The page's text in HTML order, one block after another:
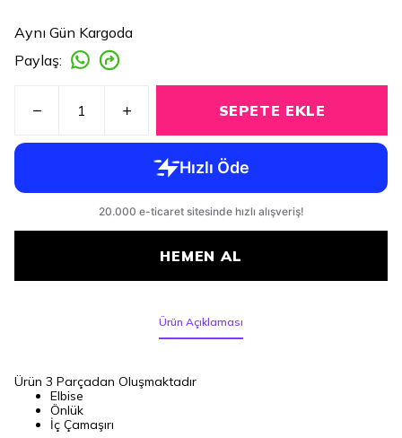
Aynı Gün Kargoda
Paylaş:
SEPETE EKLE
HEMEN AL
Ürün Açıklaması
Ürün 3 Parçadan Oluşmaktadır
Elbise
Önlük
İç Çamaşırı